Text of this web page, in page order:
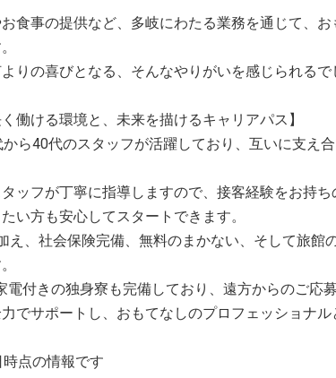
食事の提供など、多岐にわたる業務を通じて、
りの喜びとなる、そんなやりがいを感じられるで
働ける環境と、未来を描けるキャリアパス】
ら40代のスタッフが活躍しており、互いに支え
ッフが丁寧に指導しますので、接客経験をお持
い方も安心してスタートできます。
え、社会保険完備、無料のまかない、そして旅館
電付きの独身寮も完備しており、遠方からのご応
でサポートし、おもてなしのプロフェッショナ
点の情報です